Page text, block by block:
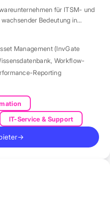
für ITSM- und
Bedeutung in
Management (InvGate
, Workflow-
Reporting
IT-Service & Support
→